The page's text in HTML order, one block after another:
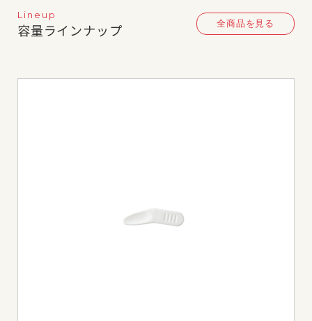
Lineup
容量ラインナップ 全商品を見る